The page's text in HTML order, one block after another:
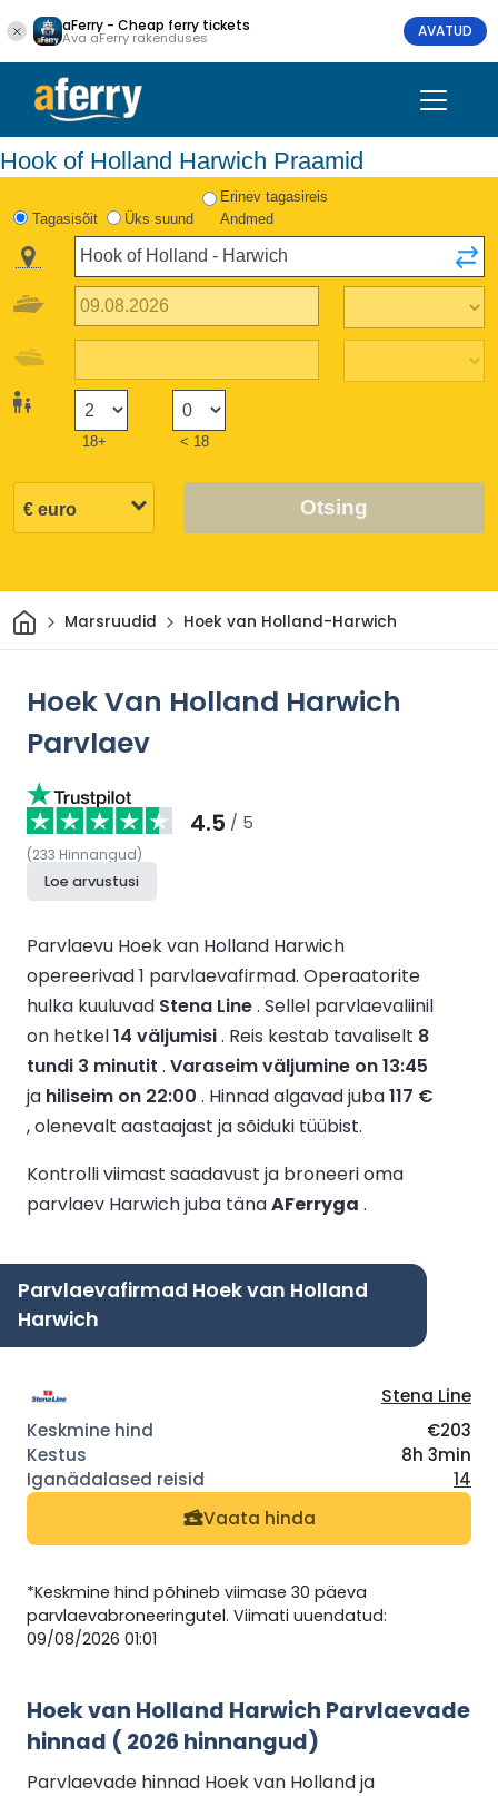
aFerry - Cheap ferry tickets
Ava aFerry rakenduses AVATUD
Hook of Holland Harwich Praamid
Tagasisõit Üks suund
Erinev tagasireis
Andmed
18+ < 18
Otsing
Avaleht
Marsruudid Hoek van Holland-Harwich
Hoek Van Holland Harwich
Parvlaev
4.5 / 5
(233 Hinnangud)
Loe arvustusi
Parvlaevu Hoek van Holland Harwich
opereerivad 1 parvlaevafirmad. Operaatorite
hulka kuuluvad Stena Line. Sellel parvlaevaliinil
on hetkel14 väljumisi. Reis kestab tavaliselt 8
tundi 3 minutit . Varaseim väljumine on 13:45
ja hiliseim on 22:00 . Hinnad algavad juba117 €
, olenevalt aastaajast ja sõiduki tüübist.
Kontrolli viimast saadavust ja broneeri oma
parvlaev Harwich juba tänaAFerryga .
Parvlaevafirmad Hoek van Holland
Harwich
Stena Line
€203
8h 3min
14
Vaata hinda
*Keskmine hind põhineb viimase 30 päeva
parvlaevabroneeringutel. Viimati uuendatud:
09/08/2026 01:01
Hoek van Holland Harwich Parvlaevade
hinnad ( 2026 hinnangud)
Parvlaevade hinnad Hoek van Holland ja